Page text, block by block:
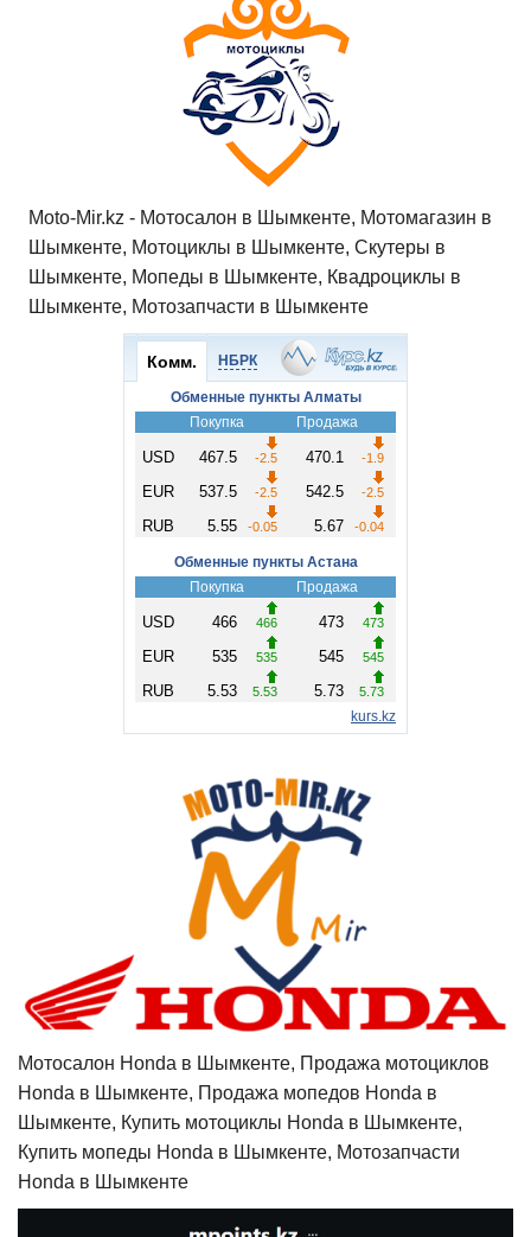
Moto-Mir.kz - Мотосалон в Шымкенте, Мотомагазин в
Шымкенте, Мотоциклы в Шымкенте, Скутеры в
Шымкенте, Мопеды в Шымкенте, Квадроциклы в
Шымкенте, Мотозапчасти в Шымкенте
Мотосалон Honda в Шымкенте, Продажа мотоциклов
Honda в Шымкенте, Продажа мопедов Honda в
Шымкенте, Купить мотоциклы Honda в Шымкенте,
Купить мопеды Honda в Шымкенте, Мотозапчасти
Honda в Шымкенте